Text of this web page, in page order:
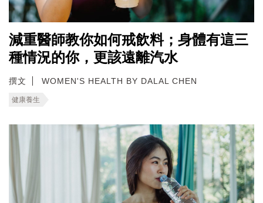
減重醫師教你如何戒飲料；身體有這三
種情況的你，更該遠離汽水
撰文 WOMEN'S HEALTH BY DALAL CHEN
健康養生